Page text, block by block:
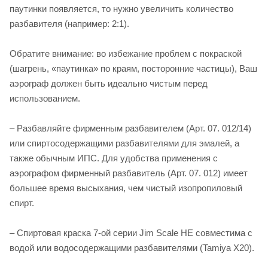
паутинки появляется, то нужно увеличить количество
разбавителя (например: 2:1).
Обратите внимание: во избежание проблем с покраской
(шагрень, «паутинка» по краям, посторонние частицы), Ваш
аэрограф должен быть идеально чистым перед
использованием.
– Разбавляйте фирменным разбавителем (Арт. 07. 012/14)
или спиртосодержащими разбавителями для эмалей, а
также обычным ИПС. Для удобства применения с
аэрографом фирменный разбавитель (Арт. 07. 012) имеет
большее время высыхания, чем чистый изопропиловый
спирт.
– Спиртовая краска 7-ой серии Jim Scale НЕ совместима с
водой или водосодержащими разбавителями (Tamiya X20).